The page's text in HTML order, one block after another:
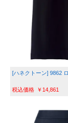
[ハネクトーン] 9862
￥14,861